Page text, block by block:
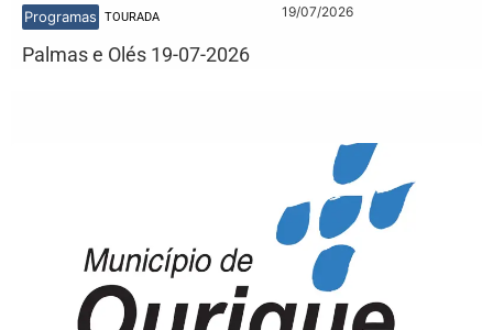
Programas TOURADA 19/07/2026
Palmas e Olés 19-07-2026